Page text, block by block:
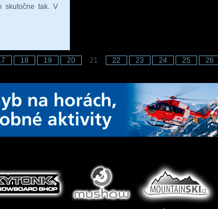
skutočne tak. V
18 19 20 21 22 23 24 25
26